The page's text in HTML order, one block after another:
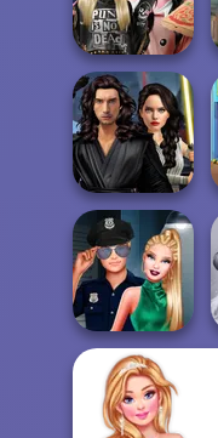
Billie's Weekly
Planner
Star Wars
Interstellar
Romance
Style Police